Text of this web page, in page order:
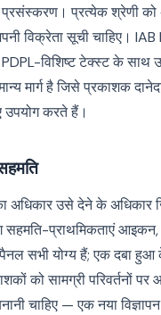
प्रत्येक श्रेणी को
विक्रेता सूची चाहिए।
PDPL-विशिष्ट टेक्स्ट के साथ
मार्ग है जिसे प्रकाशक
उपयोग करते हैं।
अधिकार उसे देने के अधिकार
सहमति-प्राथमिकताएं
सभी योग्य हैं; एक दबा
को सामग्री परिवर्तनों
चाहिए — एक नया